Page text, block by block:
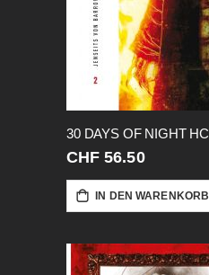
CHF 56.50
IN DEN WARENKORB